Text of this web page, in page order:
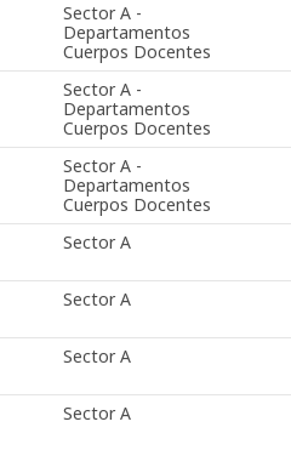
Sector A -
Departamentos
Cuerpos Docentes
Sector A -
Departamentos
Cuerpos Docentes
Sector A -
Departamentos
Cuerpos Docentes
Sector A
Sector A
Sector A
Sector A